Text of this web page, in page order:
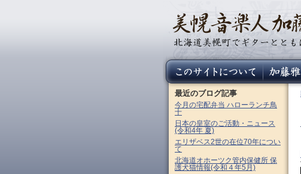
最近のブログ記事
今月の宅配弁当 ハローランチ鳥
十
日本の皇室のご活動・ニュース
(令和4年 夏)
エリザベス2世の在位70年につい
て
北海道オホーツク管内保健所 保
護犬猫情報(令和４年5月)